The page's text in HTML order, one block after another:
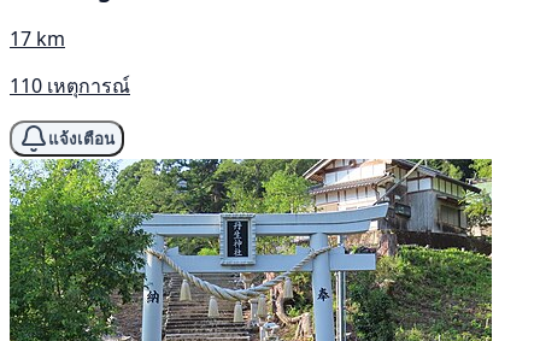
17 km
110 เหตุการณ์
แจ้งเตือน